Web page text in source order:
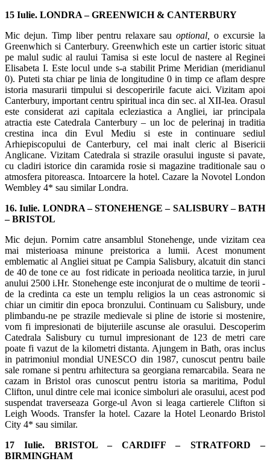
15 Iulie. LONDRA – GREENWICH & CANTERBURY
Mic dejun. Timp liber pentru relaxare sauoptional,o excursie la
Greenwhich si Canterbury. Greenwhich este un cartier istoric situat
pe malul sudic al raului Tamisa si este locul de nastere al Reginei
Elisabeta I. Este locul unde s-a stabilit Prime Meridian (meridianul
0). Puteti sta chiar pe linia de longitudine 0 in timp ce aflam despre
istoria masurarii timpului si descoperirile facute aici. Vizitam apoi
Canterbury, important centru spiritual inca din sec. al XII-lea. Orasul
este considerat azi capitala ecleziastica a Angliei, iar principala
atractia este Catedrala Canterbury – un loc de pelerinaj in traditia
crestina inca din Evul Mediu si este in continuare sediul
Arhiepiscopului de Canterbury, cel mai inalt cleric al Bisericii
Anglicane. Vizitam Catedrala si strazile orasului inguste si pavate,
cu cladiri istorice din caramida rosie si magazine traditionale sau o
atmosfera pitoreasca. Intoarcere la hotel. Cazare la Novotel London
Wembley 4* sau similar Londra.
16. Iulie. LONDRA – STONEHENGE – SALISBURY – BATH
– BRISTOL
Mic dejun. Pornim catre ansamblul Stonehenge, unde vizitam cea
mai misterioasa minune preistorica a lumii. Acest monument
emblematic al Angliei situat pe Campia Salisbury, alcatuit din stanci
de 40 de tone ce au fost ridicate in perioada neolitica tarzie, in jurul
anului 2500 i.Hr. Stonehenge este inconjurat de o multime de teorii -
de la credinta ca este un templu religios la un ceas astronomic si
chiar un cimitir din epoca bronzului. Continuam cu Salisbury, unde
plimbandu-ne pe strazile medievale si pline de istorie si mostenire,
vom fi impresionati de bijuteriile ascunse ale orasului. Descoperim
Catedrala Salisbury cu turnul impresionant de 123 de metri care
poate fi vazut de la kilometri distanta. Ajungem in Bath, oras inclus
in patrimoniul mondial UNESCO din 1987, cunoscut pentru baile
sale romane si pentru arhitectura sa georgiana remarcabila. Seara ne
cazam in Bristol oras cunoscut pentru istoria sa maritima, Podul
Clifton, unul dintre cele mai iconice simboluri ale orasului, acest pod
suspendat traverseaza Gorge-ul Avon si leaga cartierele Clifton si
Leigh Woods. Transfer la hotel. Cazare la Hotel Leonardo Bristol
City 4* sau similar.
17 Iulie. BRISTOL – CARDIFF – STRATFORD –
BIRMINGHAM